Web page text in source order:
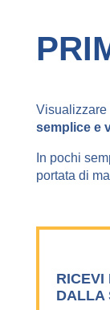
Visualizzare
semplice e
In pochi
portata di
RICEVI
DALLA